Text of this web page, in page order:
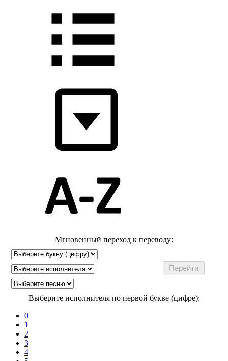
Мгновенный переход к переводу:
Выберите исполнителя по первой букве (цифре):
0
1
2
3
4